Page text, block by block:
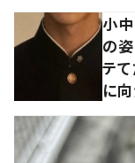
小
の
テ
に向